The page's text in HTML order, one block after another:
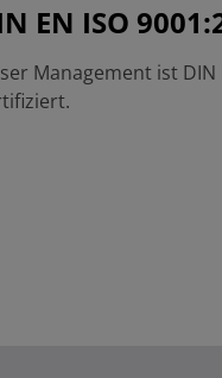
EN ISO
Management ist DIN